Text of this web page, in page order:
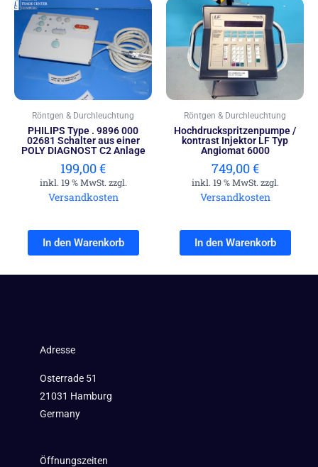
Röntgen & Durchleuchtung
PHILIPS Type . 9896 000
02681 Schalter aus einer
POLY DIAGNOST C2 Anlage
199,00€
inkl. 19 % MwSt. zzgl.
Versandkosten
In den Warenkorb
Röntgen & Durchleuchtung
Hochdruckspritzenpumpe /
kontrast Injektor LF Typ
Angiomat 6000
749,00€
inkl. 19 % MwSt. zzgl.
Versandkosten
In den Warenkorb
Adresse
Osterrade 51
21031 Hamburg
Germany
Öffnungszeiten